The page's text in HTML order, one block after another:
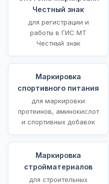
Честный знак
для регистрации и
работы в ГИС МТ
Честный знак
Маркировка
спортивного питания
для маркировки
протеинов, аминокислот
и спортивных добавок
Маркировка
стройматериалов
для строительных